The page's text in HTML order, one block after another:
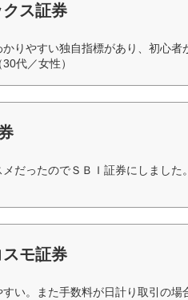
ス証券
りやすい独自指標があり、初心
代／女性）
だったのでＳＢＩ証券にしました
モ証券
い。また手数料が日計り取引の場